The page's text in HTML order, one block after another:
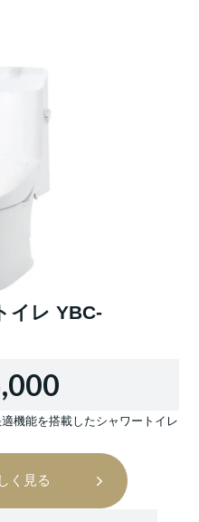
イレ YBC-
機能を搭載したシャワートイレ
く見る